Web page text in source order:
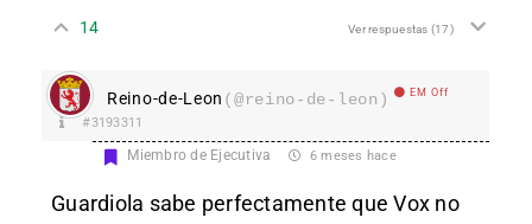
14 Ver respuestas (17)
Reino-de-Leon (@reino-de-leon) EM Off
#3193311
Miembro de Ejecutiva 6 meses hace
Guardiola sabe perfectamente que Vox no